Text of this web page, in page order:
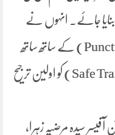
بنایا جائے۔ انہوں نے
ٹرینوں کی بروقت آمد و روانگی (Punctuality) کے ساتھ ساتھ
محفوظ ٹرین آپریشن (Safe Train Operations) کو اولین ترجیح
سیدہ مرضیہ زہرا،